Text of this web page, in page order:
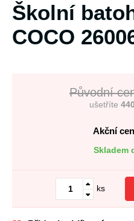
Školní
COCO
Původní
ušetříte
Akční
Skladem
ks